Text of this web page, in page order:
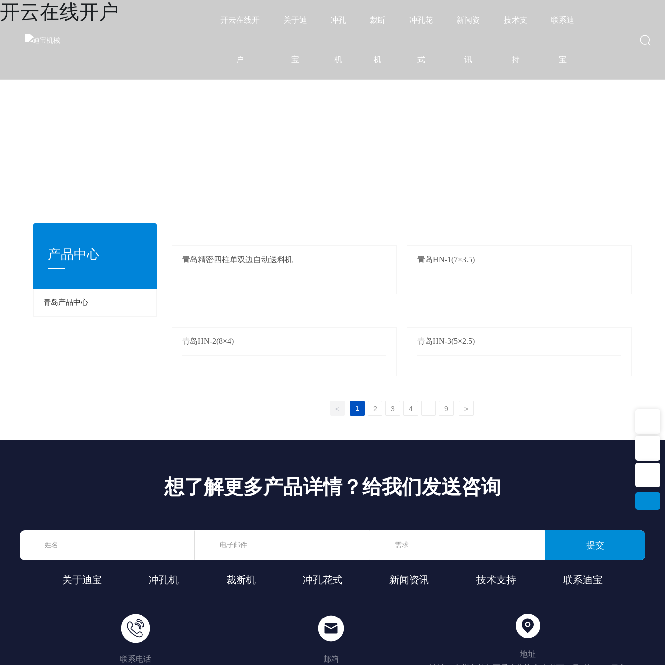
开云在线开户 开云在线开
户
关于迪
宝
冲孔
机
裁断
机
冲孔花
式
新闻资
讯
技术支
持
联系迪
宝
产品中心
青岛产品中心
青岛精密四柱单双边自动送料机 青岛HN-1(7×3.5)
青岛HN-2(8×4) 青岛HN-3(5×2.5)
< 1 2 3 4 9 >
想了解更多产品详情？给我们发送咨询
提交
关于迪宝 冲孔机 裁断机 冲孔花式 新闻资讯 技术支持 联系迪宝
联系电话 邮箱
地址